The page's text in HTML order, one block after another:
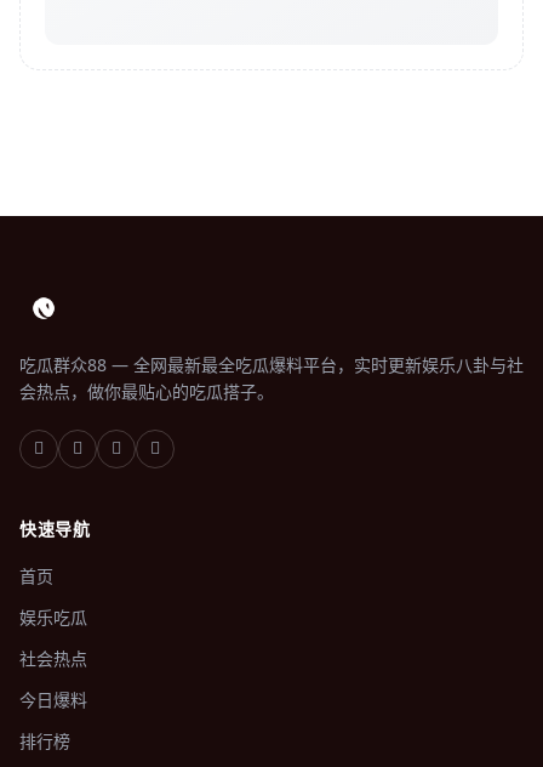
吃瓜群众88 — 全网最新最全吃瓜爆料平台，实时更新娱乐八卦与社
会热点，做你最贴心的吃瓜搭子。
快速导航
首页
娱乐吃瓜
社会热点
今日爆料
排行榜